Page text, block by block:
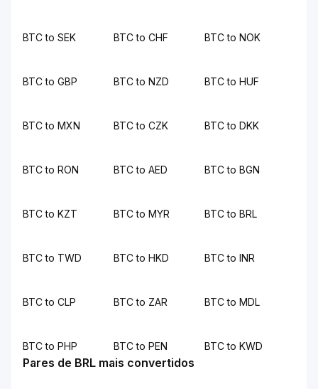
BTC to SEK BTC to CHF BTC to NOK
BTC to GBP BTC to NZD BTC to HUF
BTC to MXN BTC to CZK BTC to DKK
BTC to RON BTC to AED BTC to BGN
BTC to KZT BTC to MYR BTC to BRL
BTC to TWD BTC to HKD BTC to INR
BTC to CLP BTC to ZAR BTC to MDL
BTC to PHP BTC to PEN BTC to KWD
Pares de BRL mais convertidos